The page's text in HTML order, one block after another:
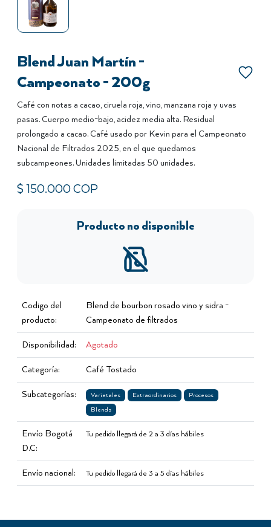
Blend Juan Martín -
Campeonato - 200g
Café con notas a cacao, ciruela roja, vino, manzana roja y uvas
pasas. Cuerpo medio-bajo, acidez media alta. Residual
prolongado a cacao. Café usado por Kevin para el Campeonato
Nacional de Filtrados 2025, en el que quedamos
subcampeones. Unidades limitadas 50 unidades.
$ 150.000COP
Producto no disponible
Codigo del
producto:
Blend de bourbon rosado vino y sidra -
Campeonato de filtrados
Disponibilidad: Agotado
Categoría: Café Tostado
Subcategorías: Varietales Extraordinarios
Procesos
Blends
Envío Bogotá
D.C:
Tu pedido llegará de 2 a 3 días hábiles
Envío nacional: Tu pedido llegará de 3 a 5 días hábiles